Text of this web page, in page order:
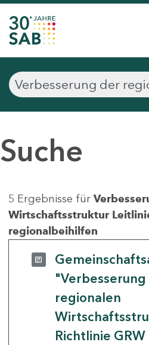
Suche
5 Ergebnisse für
Wirtschaftsstruktur
regionalbeihilfen
regionalen
Richtlinie GRW